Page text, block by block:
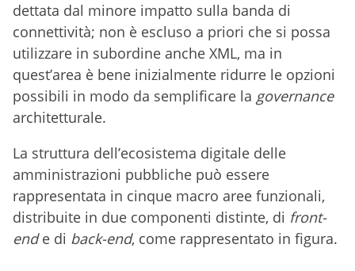
dettata dal minore impatto sulla banda di
connettività; non è escluso a priori che si possa
utilizzare in subordine anche XML, ma in
quest’area è bene inizialmente ridurre le opzioni
possibili in modo da semplificare la governance
architetturale.
La struttura dell’ecosistema digitale delle
amministrazioni pubbliche può essere
rappresentata in cinque macro aree funzionali,
distribuite in due componenti distinte, di front-
ende di back-end, come rappresentato in figura.